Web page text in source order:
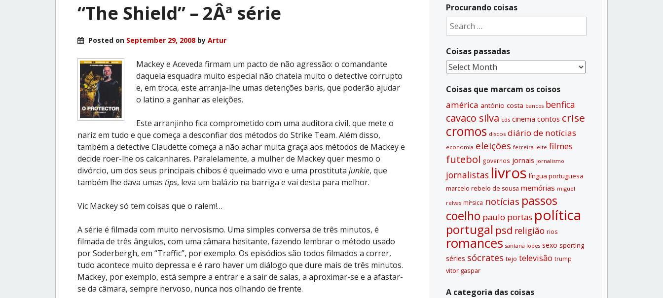
“The Shield” – 2Âª série
Posted on September 29, 2008 by Artur
Mackey e Aceveda firmam um pacto de não agressão: o comandante
daquela esquadra muito especial não chateia muito o detective corrupto
e, em troca, este arranja-lhe umas detenções baris, que poderão ajudar
o latino a ganhar as eleições.
Este arranjinho fica comprometido com uma auditora civil, que mete o
nariz em tudo e que começa a desconfiar dos métodos do Strike Team. Além disso,
também a detective Claudette começa a não achar muita graça aos métodos de Mackey e
decide roer-lhe os calcanhares. Paralelamente, a mulher de Mackey quer mesmo o
divórcio, um dos seus principais chibos é queimado vivo e uma prostituta junkie, que
também lhe dava umas tips, leva um balázio na barriga e vai desta para melhor.
Vic Mackey só tem coisas que o ralem!…
A série é filmada com muito nervosismo. Uma simples conversa de três minutos, é
filmada de três ângulos, com uma câmara hesitante, fazendo lembrar o método usado
por Soderbergh, em “Traffic”, por exemplo. Os episódios são todos filmados a correr,
tudo acontece muito depressa e é raro haver um diálogo que dure mais de três minutos.
Mackey, por exemplo, está sempre a entrar e a sair de salas, a aproximar-se e a afastar-
se da câmara, sempre nervoso, nunca nos olhando de frente.
Procurando coisas
Search
for:
Coisas passadas
Coisas
Coisas que marcam os coisos
américa antónio costa bancos benfica
cavaco silva cds cinema contos crise
cromos discos diário de notí­cias
economia eleições ferreira leite filmes
futebol governos jornais jornalismo
jornalistas livros lí­ngua portuguesa
marcelo rebelo de sousa memórias miguel
relvas míºsica notí­cias passos
coelho paulo portas polí­tica
portugal psd religião rios
romances santana lopes sexo sporting
séries sócrates tejo televisão trump
vitor gaspar
A categoria das coisas